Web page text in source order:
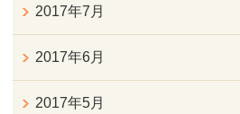
2017年7月
2017年6月
2017年5月